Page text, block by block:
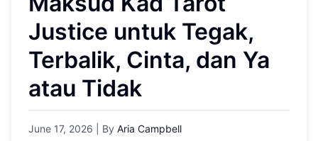
Justice untuk Tegak,
Terbalik, Cinta, dan Ya
atau Tidak
June 17, 2026 | By Aria Campbell